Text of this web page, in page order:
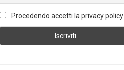
Procedendo accetti la privacy policy